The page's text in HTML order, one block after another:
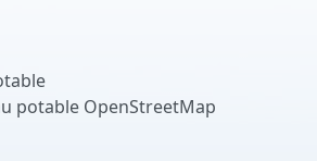
potable OpenStreetMap